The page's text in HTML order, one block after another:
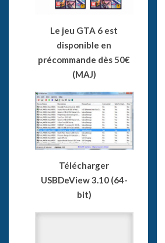
Le jeu GTA 6 est
disponible en
précommande dès 50€
(MAJ)
Télécharger
USBDeView 3.10 (64-
bit)